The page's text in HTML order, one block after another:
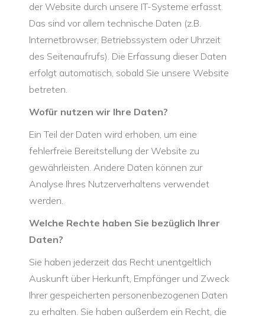
der Website durch unsere IT-Systeme erfasst.
Das sind vor allem technische Daten (z.B.
Internetbrowser, Betriebssystem oder Uhrzeit
des Seitenaufrufs). Die Erfassung dieser Daten
erfolgt automatisch, sobald Sie unsere Website
betreten.
Wofür nutzen wir Ihre Daten?
Ein Teil der Daten wird erhoben, um eine
fehlerfreie Bereitstellung der Website zu
gewährleisten. Andere Daten können zur
Analyse Ihres Nutzerverhaltens verwendet
werden.
Welche Rechte haben Sie bezüglich Ihrer
Daten?
Sie haben jederzeit das Recht unentgeltlich
Auskunft über Herkunft, Empfänger und Zweck
Ihrer gespeicherten personenbezogenen Daten
zu erhalten. Sie haben außerdem ein Recht, die